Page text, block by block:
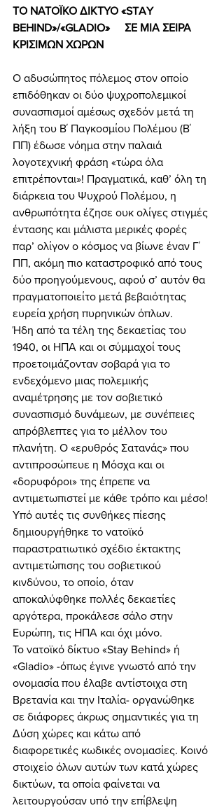
ΤΟ ΝΑΤΟΪΚΟ ΔΙΚΤΥΟ «STAY
BEHIND»/«GLADIO»	ΣΕ ΜΙΑ ΣΕΙΡΑ
ΚΡΙΣΙΜΩΝ ΧΩΡΩΝ
Ο αδυσώπητος πόλεμος στον οποίο
επιδόθηκαν οι δύο ψυχροπολεμικοί
συνασπισμοί αμέσως σχεδόν μετά τη
λήξη του Β΄ Παγκοσμίου Πολέμου (Β΄
ΠΠ) έδωσε νόημα στην παλαιά
λογοτεχνική φράση «τώρα όλα
επιτρέπονται»! Πραγματικά, καθ’ όλη τη
διάρκεια του Ψυχρού Πολέμου, η
ανθρωπότητα έζησε ουκ ολίγες στιγμές
έντασης και μάλιστα μερικές φορές
παρ’ ολίγον ο κόσμος να βίωνε έναν Γ΄
ΠΠ, ακόμη πιο καταστροφικό από τους
δύο προηγούμενους, αφού σ’ αυτόν θα
πραγματοποιείτο μετά βεβαιότητας
ευρεία χρήση πυρηνικών όπλων.
Ήδη από τα τέλη της δεκαετίας του
1940, οι ΗΠΑ και οι σύμμαχοί τους
προετοιμάζονταν σοβαρά για το
ενδεχόμενο μιας πολεμικής
αναμέτρησης με τον σοβιετικό
συνασπισμό δυνάμεων, με συνέπειες
απρόβλεπτες για το μέλλον του
πλανήτη. Ο «ερυθρός Σατανάς» που
αντιπροσώπευε η Μόσχα και οι
«δορυφόροι» της έπρεπε να
αντιμετωπιστεί με κάθε τρόπο και μέσο!
Υπό αυτές τις συνθήκες πίεσης
δημιουργήθηκε το νατοϊκό
παραστρατιωτικό σχέδιο έκτακτης
αντιμετώπισης του σοβιετικού
κινδύνου, το οποίο, όταν
αποκαλύφθηκε πολλές δεκαετίες
αργότερα, προκάλεσε σάλο στην
Ευρώπη, τις ΗΠΑ και όχι μόνο.
Το νατοϊκό δίκτυο «Stay Behind» ή
«Gladio» -όπως έγινε γνωστό από την
ονομασία που έλαβε αντίστοιχα στη
Βρετανία και την Ιταλία- οργανώθηκε
σε διάφορες άκρως σημαντικές για τη
Δύση χώρες και κάτω από
διαφορετικές κωδικές ονομασίες. Κοινό
στοιχείο όλων αυτών των κατά χώρες
δικτύων, τα οποία φαίνεται να
λειτουργούσαν υπό την επίβλεψη